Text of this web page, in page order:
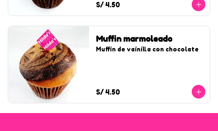
S/ 4.50
Muffin marmoleado
Muffin de vainilla con chocolate
S/ 4.50